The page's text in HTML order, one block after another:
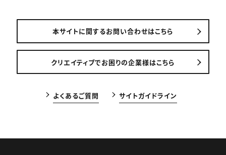
本サイトに関するお問い合わせはこちら
クリエイティブでお困りの企業様はこちら
よくあるご質問 サイトガイドライン